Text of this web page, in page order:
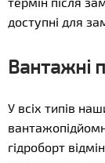
доступні для
Вантажні
У всіх типів
гідроборт